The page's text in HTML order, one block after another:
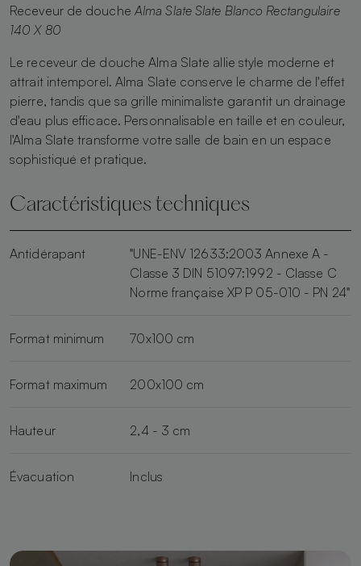
Receveur de douche Alma Slate Slate Blanco Rectangulaire
140 X 80
Le receveur de douche Alma Slate allie style moderne et
attrait intemporel. Alma Slate conserve le charme de l'effet
pierre, tandis que sa grille minimaliste garantit un drainage
d'eau plus efficace. Personnalisable en taille et en couleur,
l'Alma Slate transforme votre salle de bain en un espace
sophistiqué et pratique.
Caractéristiques techniques
Antidérapant
"UNE-ENV 12633:2003 Annexe A -
Classe 3 DIN 51097:1992 - Classe C
Norme française XP P 05-010 - PN 24"
Format minimum 70x100 cm
Format maximum 200x100 cm
Hauteur 2,4 - 3 cm
Évacuation Inclus